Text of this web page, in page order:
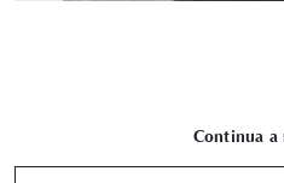
Continua a